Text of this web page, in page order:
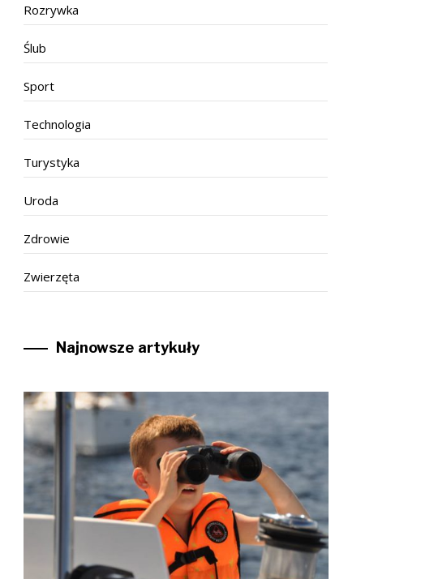
Rozrywka
Ślub
Sport
Technologia
Turystyka
Uroda
Zdrowie
Zwierzęta
Najnowsze artykuły